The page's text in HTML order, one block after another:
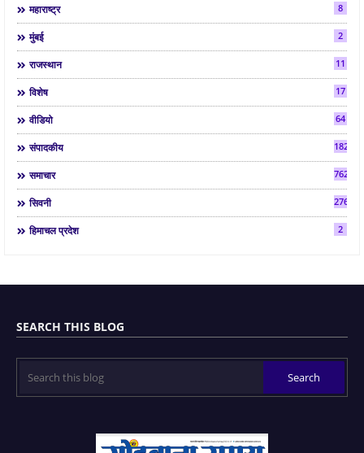
महाराष्ट्र 8
मुंबई 2
राजस्थान 11
विशेष 17
वीडियो 64
संपादकीय 182
समाचार 7624
सिवनी 2763
हिमाचल प्रदेश 2
SEARCH THIS BLOG